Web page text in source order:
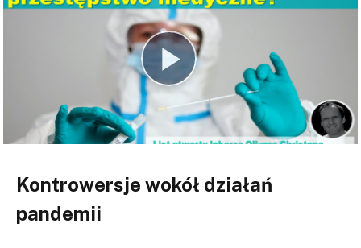
Kontrowersje wokół działań
pandemii